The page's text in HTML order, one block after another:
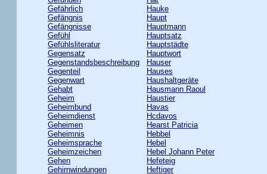
Gefährlich
Gefängnis
Gefängnisse
Gefühl
Gefühlsliteratur
Gegensatz
Gegenstandsbeschreibung
Gegenteil
Gegenwart
Gehabt
Geheim
Geheimbund
Geheimdienst
Geheimen
Geheimnis
Geheimsprache
Geheimzeichen
Gehen
Gehirnwindungen
Hauke
Haupt
Hauptmann
Hauptsatz
Hauptstädte
Hauptwort
Hauser
Hauses
Haushaltgeräte
Hausmann Raoul
Haustier
Havas
Hcdavos
Hearst Patricia
Hebbel
Hebel
Hebel Johann Peter
Hefeteig
Heftiger